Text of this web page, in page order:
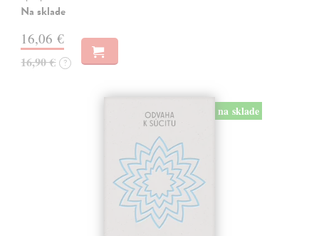
Na sklade
16,06 €
16,90 € ?
na sklade